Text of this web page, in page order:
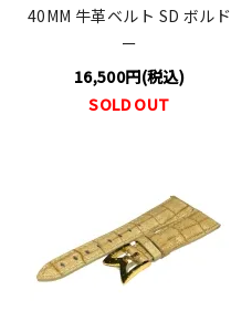
40MM 牛革ベルト SD ボルド
ー
16,500円(税込)
SOLD OUT